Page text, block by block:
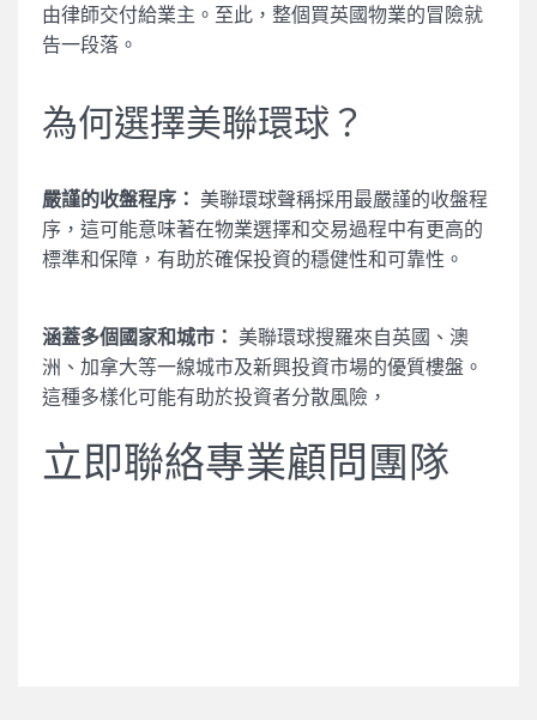
由律師交付給業主。至此，整個買英國物業的冒險就
告一段落。
為何選擇美聯環球？
嚴謹的收盤程序：
美聯環球聲稱採用最嚴謹的收盤程
序，這可能意味著在物業選擇和交易過程中有更高的
標準和保障，有助於確保投資的穩健性和可靠性。
涵蓋多個國家和城市：
美聯環球搜羅來自英國、澳
洲、加拿大等一線城市及新興投資市場的優質樓盤。
這種多樣化可能有助於投資者分散風險，
立即聯絡專業顧問團隊